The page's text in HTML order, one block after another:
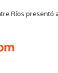
Ríos presentó